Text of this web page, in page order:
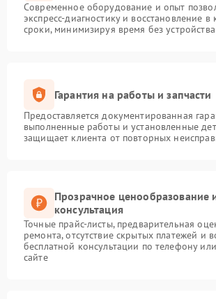
Современное оборудование и опыт
экспресс-диагностику и восстановление в
сроки, минимизируя время без устройства
Гарантия на работы и запчасти
Предоставляется документированная
выполненные работы и установленные
защищает клиента от повторных
Прозрачное ценообразование
консультация
Точные прайс-листы, предварительная
ремонта, отсутствие скрытых платежей и
бесплатной консультации по телефону
сайте